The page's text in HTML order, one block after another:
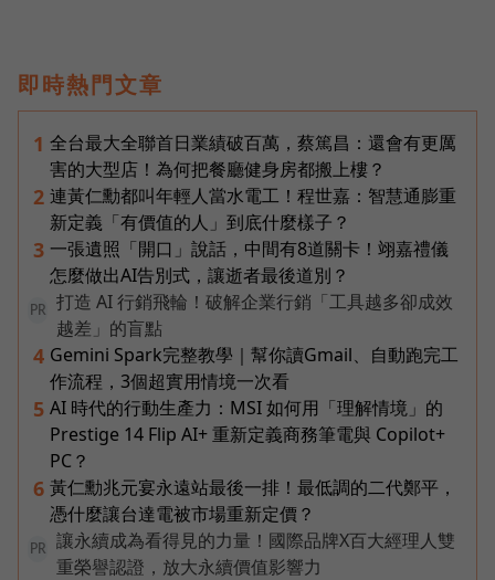
即時熱門文章
1 全台最大全聯首日業績破百萬，蔡篤昌：還會有更厲
害的大型店！為何把餐廳健身房都搬上樓？
2 連黃仁勳都叫年輕人當水電工！程世嘉：智慧通膨重
新定義「有價值的人」到底什麼樣子？
3 一張遺照「開口」說話，中間有8道關卡！翊嘉禮儀
怎麼做出AI告別式，讓逝者最後道別？
PR
打造 AI 行銷飛輪！破解企業行銷「工具越多卻成效
越差」的盲點
4 Gemini Spark完整教學｜幫你讀Gmail、自動跑完工
作流程，3個超實用情境一次看
5 AI 時代的行動生產力：MSI 如何用「理解情境」的
Prestige 14 Flip AI+ 重新定義商務筆電與 Copilot+
PC？
6 黃仁勳兆元宴永遠站最後一排！最低調的二代鄭平，
憑什麼讓台達電被市場重新定價？
PR
讓永續成為看得見的力量！國際品牌X百大經理人雙
重榮譽認證，放大永續價值影響力